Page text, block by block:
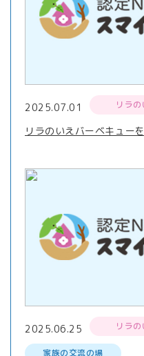
2025.07.01 リラの
リラのいえバーベキュー
2025.06.25 リラの
家族の交流の場